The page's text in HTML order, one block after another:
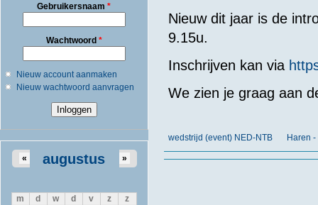
Gebruikersnaam*
Wachtwoord *
Nieuw account aanmaken
Nieuw wachtwoord aanvragen
augustus
« »
m d w d v z
z
Nieuw dit jaar is de
9.15u.
Inschrijven kan via
We zien je graag aan
wedstrijd (event) NED-NTB Haren -